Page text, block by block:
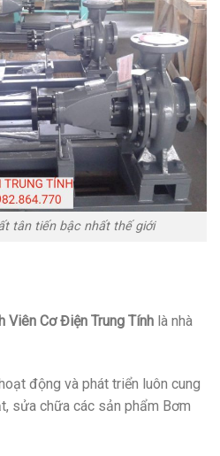
tân tiến bậc nhất thế giới
Viên Cơ Điện Trung Tính là nhà
động và phát triển luôn cung
sửa chữa các sản phẩm Bơm